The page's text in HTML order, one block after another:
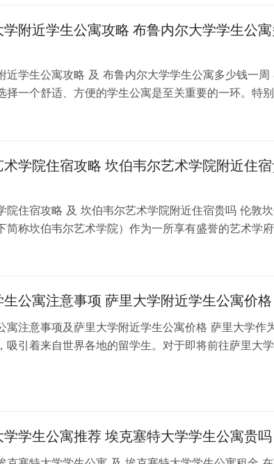
附近学生公寓攻略 布鲁内尔大学学生公寓
近学生公寓攻略 及 布鲁内尔大学学生公寓多少钱一周
择一个舒适、方便的学生公寓是至关重要的一环。特别
学院住宿攻略 坎伯韦尔艺术学院附近住
院住宿攻略 及 坎伯韦尔艺术学院附近住宿贵吗 伦敦
简称坎伯韦尔艺术学院）作为一所享有盛誉的艺术学府
子前来学习。而对于即将…
公寓注意事项 萨里大学附近学生公寓价格
寓注意事项及萨里大学附近学生公寓价格 萨里大学作
吸引着来自世界各地的留学生。对于即将前往萨里大学
学生公寓推荐 埃克塞特大学学生公寓贵吗